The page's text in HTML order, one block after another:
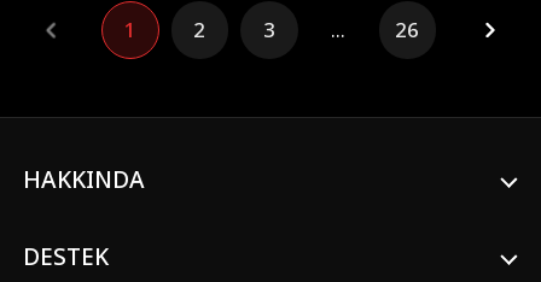
bir CEO… Fakat bilmediği bir şey var:
Scarlett’in küçük kızının babası aslında o.
1 2 3 ... 26
HAKKINDA
DESTEK